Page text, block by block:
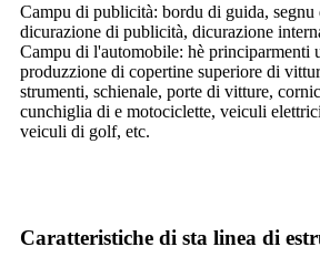
Campu di publicità: bordu di guida, segnu
dicurazione di publicità, dicurazione
Campu di l'automobile: hè principarmenti
produzzione di copertine superiore di
strumenti, schienale, porte di vitture,
cunchiglia di e motociclette, veiculi
veiculi di golf, etc.
Caratteristiche di sta linea di